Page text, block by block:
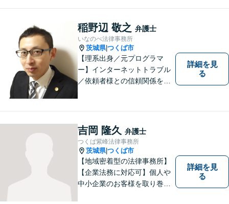
み、考え、依頼者様の希望を
実現するために精一杯努力い
たします。お気軽にご相談く
ださい。
稲野辺 敬之 弁護士
いなのべ法律事務所
茨城県|つくば市
【理系出身／元プログラマ
ー】インターネットトラブル
／依頼者様との信頼関係を第
可】
詳細を見
る
吉岡 隆久 弁護士
つくば紫峰法律事務所
茨城県|つくば市
【地域密着型の法律事務所】
【企業法務に対応可】個人や
中小企業のお客様を取り巻く
詳細を見
る